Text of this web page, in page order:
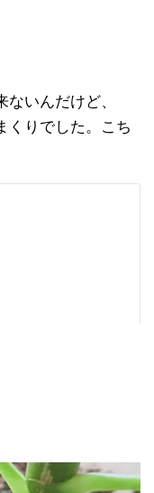
いんだけど、
くりでした。こち